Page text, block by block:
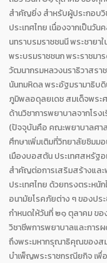
สำคัญยิ่ง สำหรับผู้ประกอบวิ
ประเทศไทย เนื่องจากเป็น
นทราบรมราชชนนี พระชายา
พระบรมราชชนก พระราชมา
วัฒนากรมหลวงนราธิวาสรา
นันทมหิดล พระอัฐมรามาธิบ
ภูมิพลอดุลยเดช สมเด็จพระ
ด้านวิชาการพยาบาลจากโ
(ปัจจุบันคือ คณะพยาบาลศา
ศึกษาเพิ่มเติมที่วิทยาลัยซิมม
เมืองบอสตัน ประเทศสหรัฐ
สำคัญต่อการเสริมสร้างแล
ประเทศไทย ด้วยทรงตระห
อนามัยโรคภัยต่าง ๆ ของปร
กำหนดให้วันที่ ๒๑ ตุลาคม ข
วิชาชีพการพยาบาลและการ
ถึงพระมหากรุณาธิคุณของส
บำเพ็ญพระราชกรณียกิจ เพื่